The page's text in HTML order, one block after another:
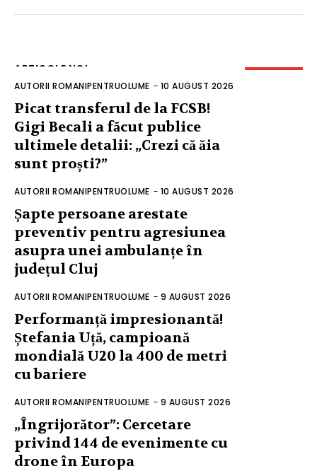
ARTICOLE NOI
AUTORII ROMANIPENTRUOLUME - 10 AUGUST 2026
Picat transferul de la FCSB!
Gigi Becali a făcut publice
ultimele detalii: „Crezi că ăia
sunt proști?”
AUTORII ROMANIPENTRUOLUME - 10 AUGUST 2026
Șapte persoane arestate
preventiv pentru agresiunea
asupra unei ambulanțe în
județul Cluj
AUTORII ROMANIPENTRUOLUME - 9 AUGUST 2026
Performanță impresionantă!
Ștefania Uță, campioană
mondială U20 la 400 de metri
cu bariere
AUTORII ROMANIPENTRUOLUME - 9 AUGUST 2026
„Îngrijorător”: Cercetare
privind 144 de evenimente cu
drone în Europa